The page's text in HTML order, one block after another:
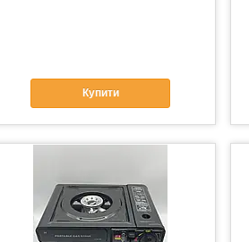
Купити